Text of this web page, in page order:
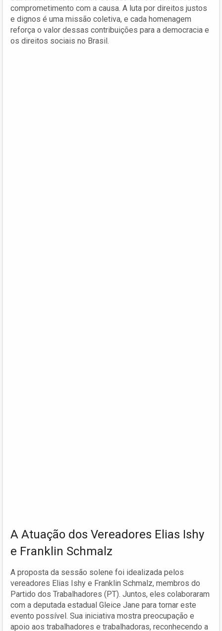
comprometimento com a causa. A luta por direitos justos
e dignos é uma missão coletiva, e cada homenagem
reforça o valor dessas contribuições para a democracia e
os direitos sociais no Brasil.
A Atuação dos Vereadores Elias Ishy
e Franklin Schmalz
A proposta da sessão solene foi idealizada pelos
vereadores Elias Ishy e Franklin Schmalz, membros do
Partido dos Trabalhadores (PT). Juntos, eles colaboraram
com a deputada estadual Gleice Jane para tornar este
evento possível. Sua iniciativa mostra preocupação e
apoio aos trabalhadores e trabalhadoras, reconhecendo a